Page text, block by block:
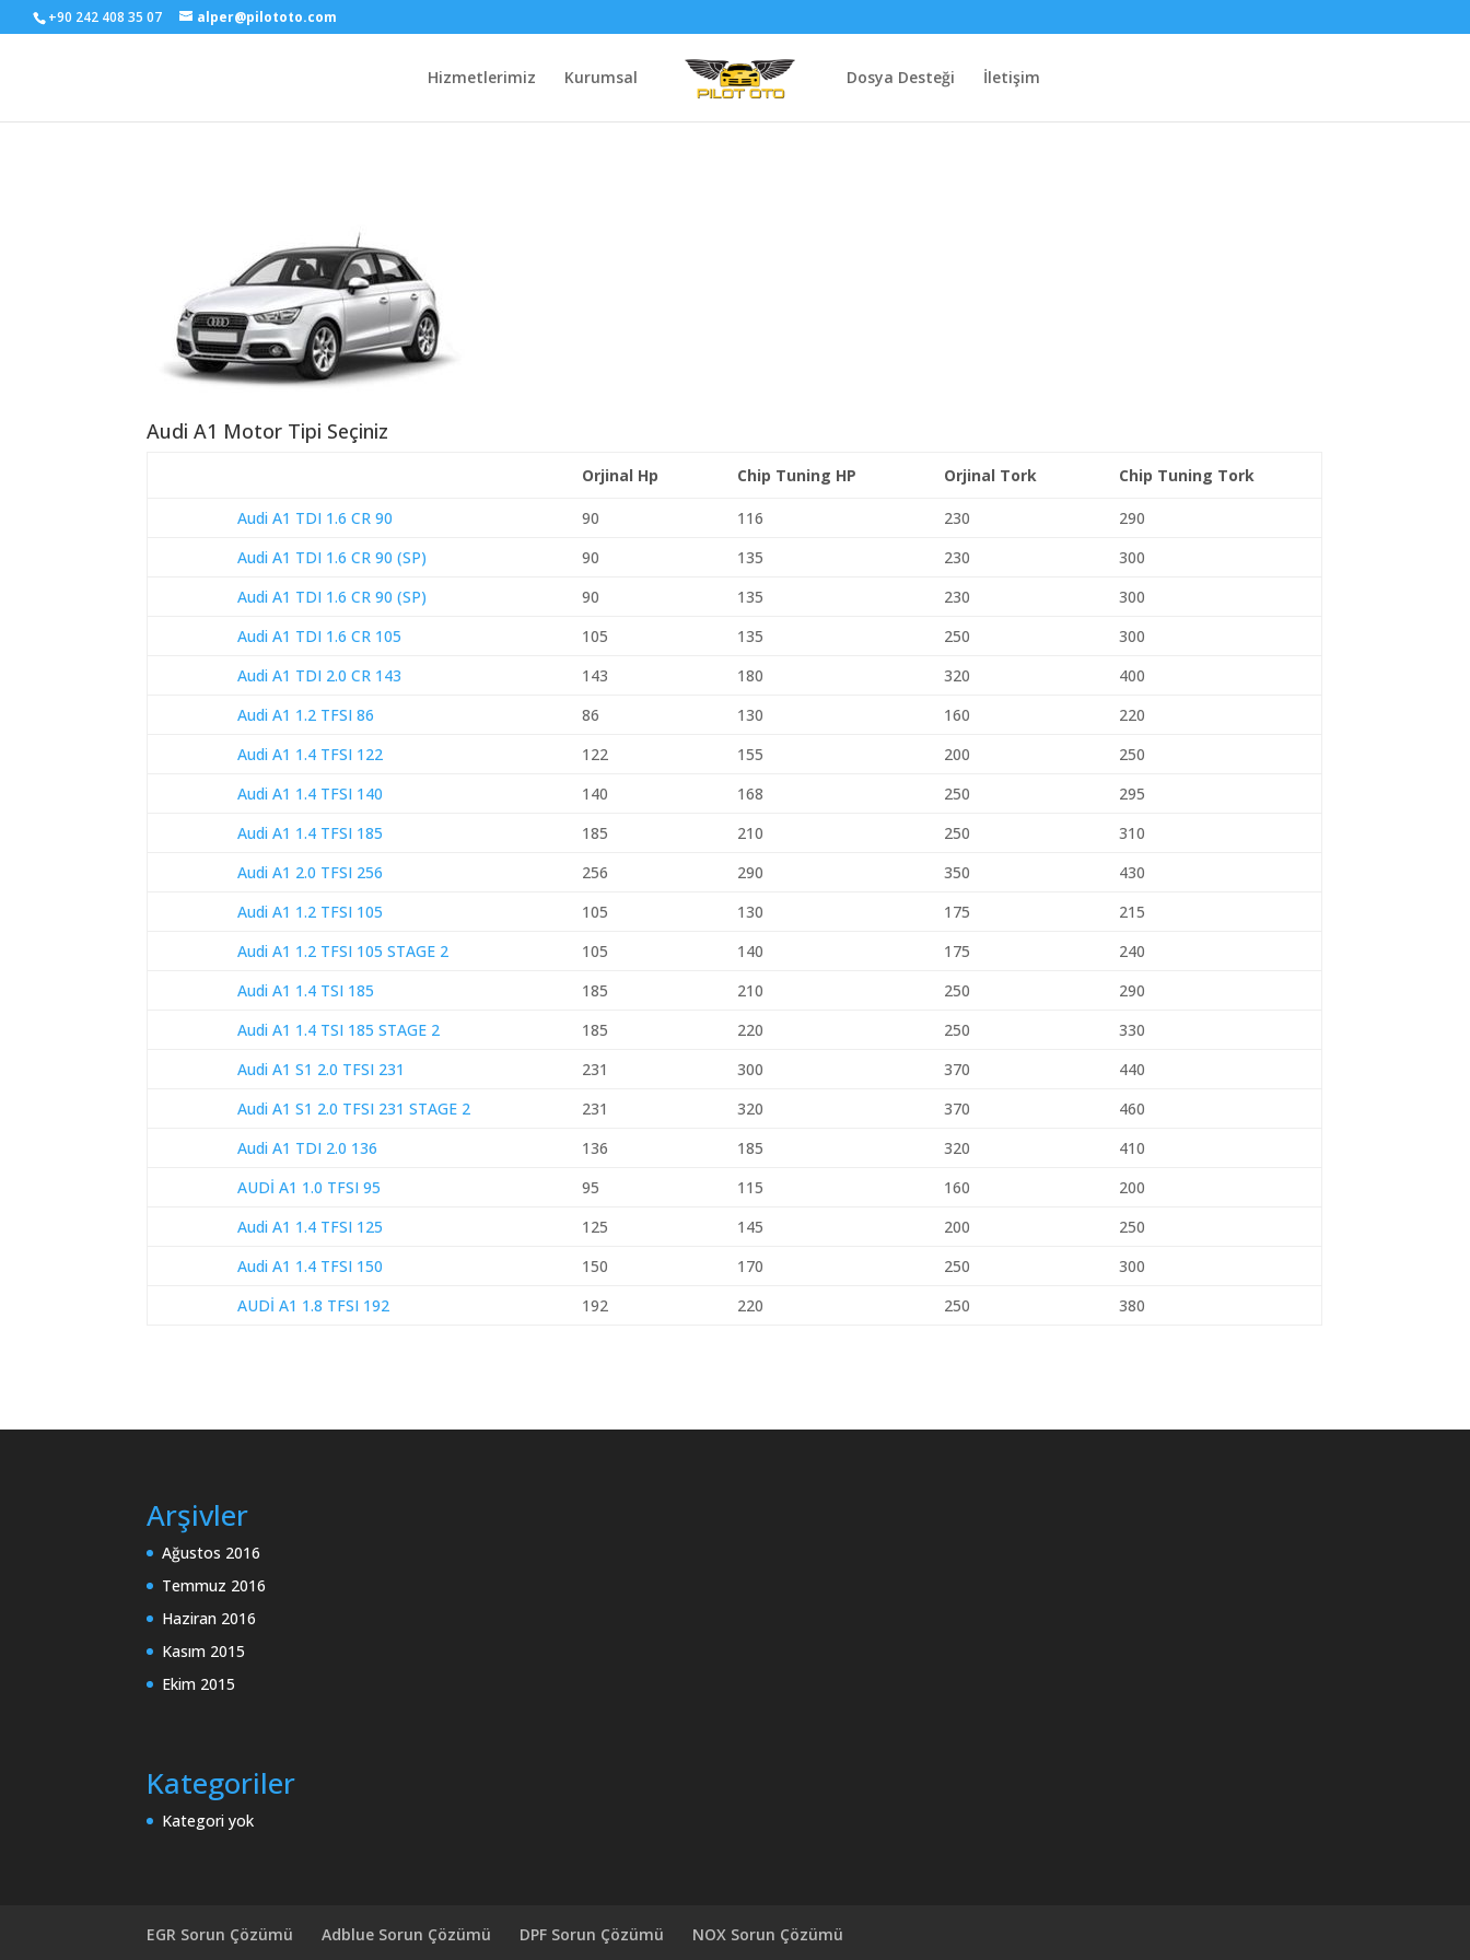
+90 242 408 35 07 alper@pilototo.com
Hizmetlerimiz Kurumsal Dosya Desteği İletişim
Audi A1 Motor Tipi Seçiniz
Orjinal Hp Chip Tuning HP Orjinal Tork Chip Tuning Tork
Audi A1 TDI 1.6 CR 90 90 116 230
290
Audi A1 TDI 1.6 CR 90 (SP)
90 135 230
300
Audi A1 TDI 1.6 CR 90 (SP)
90 135 230
300
Audi A1 TDI 1.6 CR 105
105 135 250
300
Audi A1 TDI 2.0 CR 143
143 180 320
400
Audi A1 1.2 TFSI 86
86 130 160
220
Audi A1 1.4 TFSI 122
122 155 200
250
Audi A1 1.4 TFSI 140
140 168 250
295
Audi A1 1.4 TFSI 185
185 210 250
310
Audi A1 2.0 TFSI 256
256 290 350
430
Audi A1 1.2 TFSI 105
105 130 175
215
Audi A1 1.2 TFSI 105 STAGE 2
105 140 175
240
Audi A1 1.4 TSI 185
185 210 250
290
Audi A1 1.4 TSI 185 STAGE 2
185 220 250
330
Audi A1 S1 2.0 TFSI 231
231 300 370
440
Audi A1 S1 2.0 TFSI 231 STAGE 2
231 320 370
460
Audi A1 TDI 2.0 136
136 185 320
410
AUDİ A1 1.0 TFSI 95
95 115 160
200
Audi A1 1.4 TFSI 125
125 145 200
250
Audi A1 1.4 TFSI 150
150 170 250
300
AUDİ A1 1.8 TFSI 192
192 220 250 380
Arşivler
Ağustos 2016
Temmuz 2016
Haziran 2016
Kasım 2015
Ekim 2015
Kategoriler
Kategori yok
EGR Sorun Çözümü Adblue Sorun Çözümü DPF Sorun Çözümü NOX Sorun Çözümü